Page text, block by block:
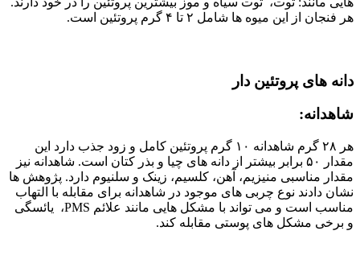
هر فنجان از این میوه ها شامل ۲ تا ۴ گرم پروتئین است.
دانه های پروتئین دار
شاهدانه:
هر ۲۸ گرم شاهدانه ۱۰ گرم پروتئین کامل و زود جذب دارد این
مقدار ۵۰ برابر بیشتر از دانه های چیا و بذر کتان است. شاهدانه نیز
مقدار مناسبی منیزیم، آهن، کلسیم، زینک و سلنیوم دارد. پژوهش ها
نشان دادند نوع چربی های موجود در شاهدانه برای مقابله با التهاب
مناسب است و می تواند با مشکل هایی مانند علائم PMS، یائسگی
و برخی مشکل های پوستی مقابله کند.